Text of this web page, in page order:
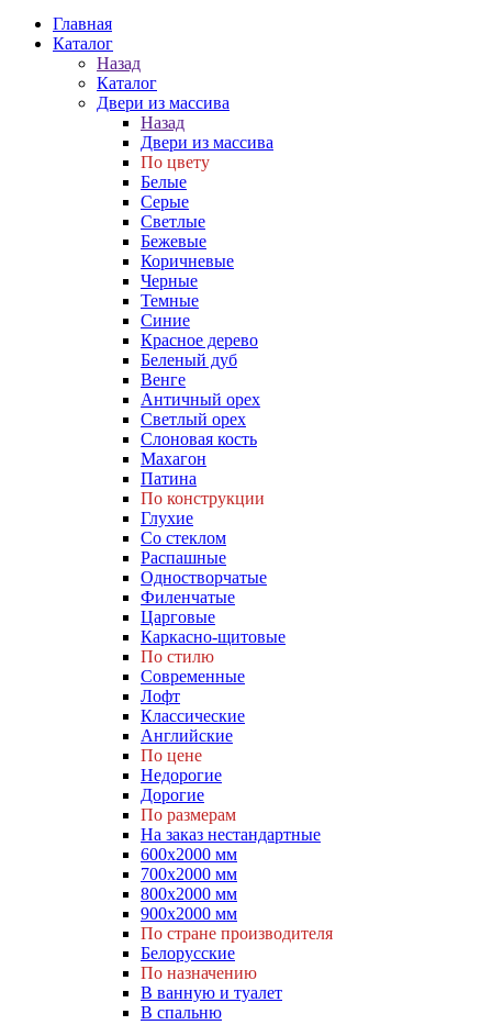
Главная
Каталог
Назад
Каталог
Двери из массива
Назад
Двери из массива
По цвету
Белые
Серые
Светлые
Бежевые
Коричневые
Черные
Темные
Синие
Красное дерево
Беленый дуб
Венге
Античный орех
Светлый орех
Слоновая кость
Махагон
Патина
По конструкции
Глухие
Со стеклом
Распашные
Одностворчатые
Филенчатые
Царговые
Каркасно-щитовые
По стилю
Современные
Лофт
Классические
Английские
По цене
Недорогие
Дорогие
По размерам
На заказ нестандартные
600х2000 мм
700х2000 мм
800х2000 мм
900х2000 мм
По стране производителя
Белорусские
По назначению
В ванную и туалет
В спальню